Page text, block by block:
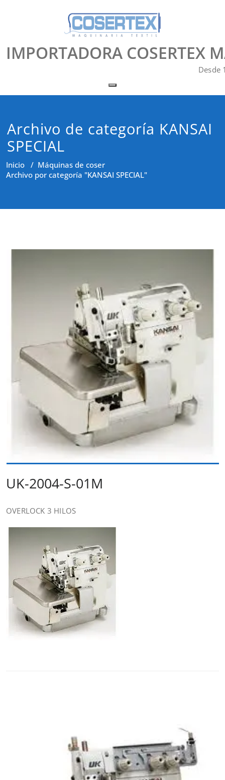
IMPORTADORA COSERTEX
Desde
Archivo de categoría KANSAI
SPECIAL
Inicio / Máquinas de coser
Archivo por categoría "KANSAI SPECIAL"
UK-2004-S-01M
OVERLOCK 3 HILOS